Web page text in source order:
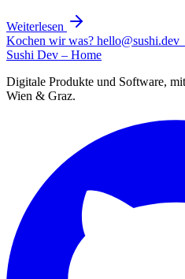
Weiterlesen
Kochen wir was? hello@sushi.dev
Sushi Dev – Home
Digitale Produkte und Software,
Wien & Graz.